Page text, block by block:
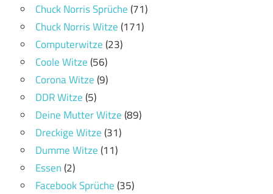
Chuck Norris Sprüche(71)
Chuck Norris Witze(171)
Computerwitze(23)
Coole Witze(56)
Corona Witze(9)
DDR Witze(5)
Deine Mutter Witze(89)
Dreckige Witze(31)
Dumme Witze(11)
Essen(2)
Facebook Sprüche(35)